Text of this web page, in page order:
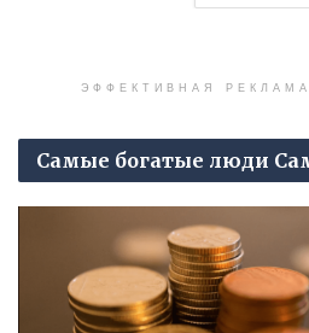
ЭФФЕКТИВНАЯ РЕКЛАМА
Самые богатые люди